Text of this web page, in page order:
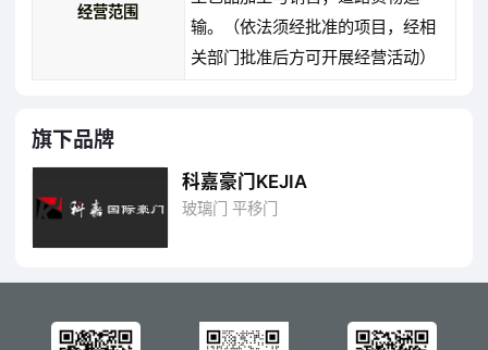
经营范围
输。（依法须经批准的项目，经相
关部门批准后方可开展经营活动）
旗下品牌
科嘉豪门KEJIA
玻璃门 平移门